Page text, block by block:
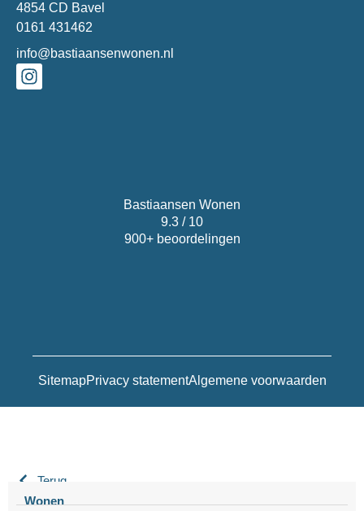
4854 CD Bavel
0161 431462
info@bastiaansenwonen.nl
SitemapPrivacy statementAlgemene voorwaarden
Bastiaansen Wonen
9.3 / 10
900+ beoordelingen
Terug
Wonen